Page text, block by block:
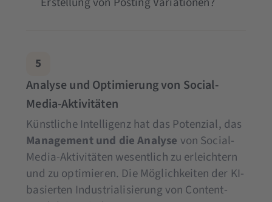
5
Analyse und Optimierung von Social-
Media-Aktivitäten
Künstliche Intelligenz hat das Potenzial, das
Management und die Analyse von Social-
Media-Aktivitäten wesentlich zu erleichtern
und zu optimieren. Die Möglichkeiten der KI-
basierten Industrialisierung von Content-